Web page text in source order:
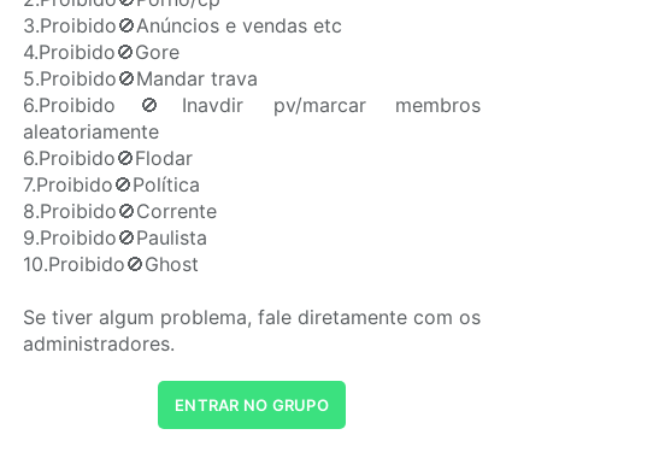
3.Proibido🚫Anúncios e vendas etc
4.Proibido🚫Gore
5.Proibido🚫Mandar trava
6.Proibido🚫Inavdir pv/marcar membros
aleatoriamente
6.Proibido🚫Flodar
7.Proibido🚫Política
8.Proibido🚫Corrente
9.Proibido🚫Paulista
10.Proibido🚫Ghost
Se tiver algum problema, fale diretamente com os
administradores.
ENTRAR NO GRUPO